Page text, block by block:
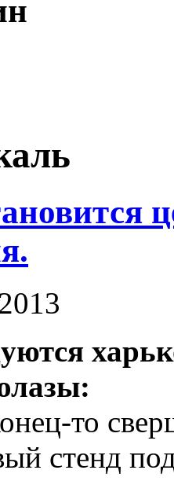
то
стенд